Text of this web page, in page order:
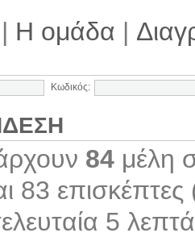
| Η ομάδα |
Κωδικός:
84 μέλη
83
5